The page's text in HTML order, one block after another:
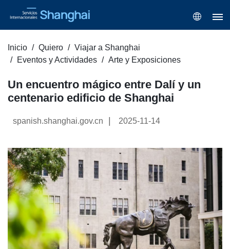
Inicio Quiero
Viajar a Shanghai
Eventos y Actividades
Arte y Exposiciones
Un encuentro mágico entre Dalí y un
centenario edificio de Shanghai
spanish.shanghai.gov.cn 2025-11-14